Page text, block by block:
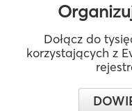
Dołącz do
korzystających z